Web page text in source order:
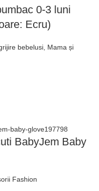
0-3 luni
Ecru)
bebelusi Mama și
BabyJem Baby
Fashion